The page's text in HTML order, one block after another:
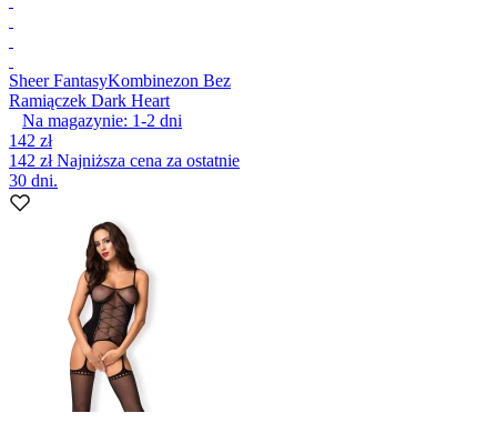
Sheer FantasyKombinezon Bez
Ramiączek Dark Heart
Na magazynie: 1-2 dni
142 zł
142 złNajniższa cena za ostatnie
30 dni.